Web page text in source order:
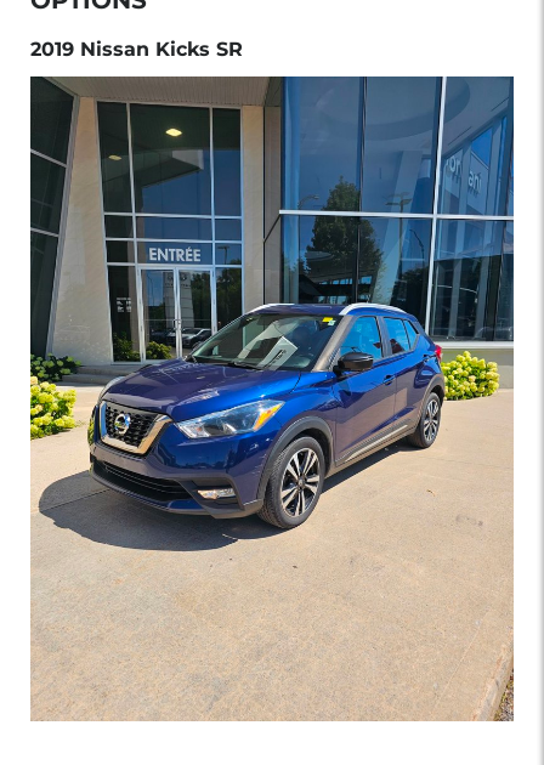
2019 Nissan Kicks SR